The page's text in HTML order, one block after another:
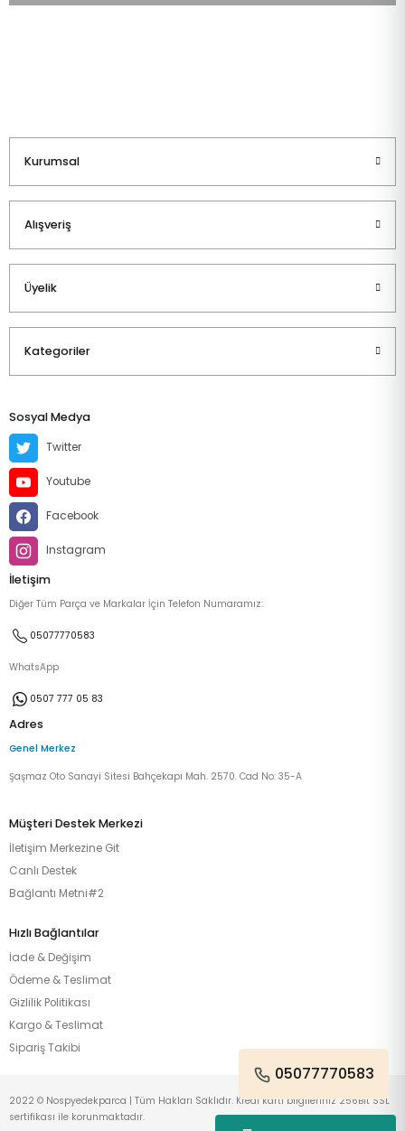
Kurumsal
Alışveriş
Üyelik
Kategoriler
Sosyal Medya
Twitter
Youtube
Facebook
Instagram
İletişim
Diğer Tüm Parça ve Markalar İçin Telefon Numaramız:
05077770583
WhatsApp
0507 777 05 83
Adres
Genel Merkez
Şaşmaz Oto Sanayi Sitesi Bahçekapı Mah. 2570. Cad No: 35-A
Müşteri Destek Merkezi
İletişim Merkezine Git
Canlı Destek
Bağlantı Metni#2
Hızlı Bağlantılar
İade & Değişim
Ödeme & Teslimat
Gizlilik Politikası
Kargo & Teslimat
Sipariş Takibi
05077770583
2022 © Nospyedekparca | Tüm Hakları Saklıdır. Kredi kartı bilgileriniz 256Bit SSL
sertifikası ile korunmaktadır.